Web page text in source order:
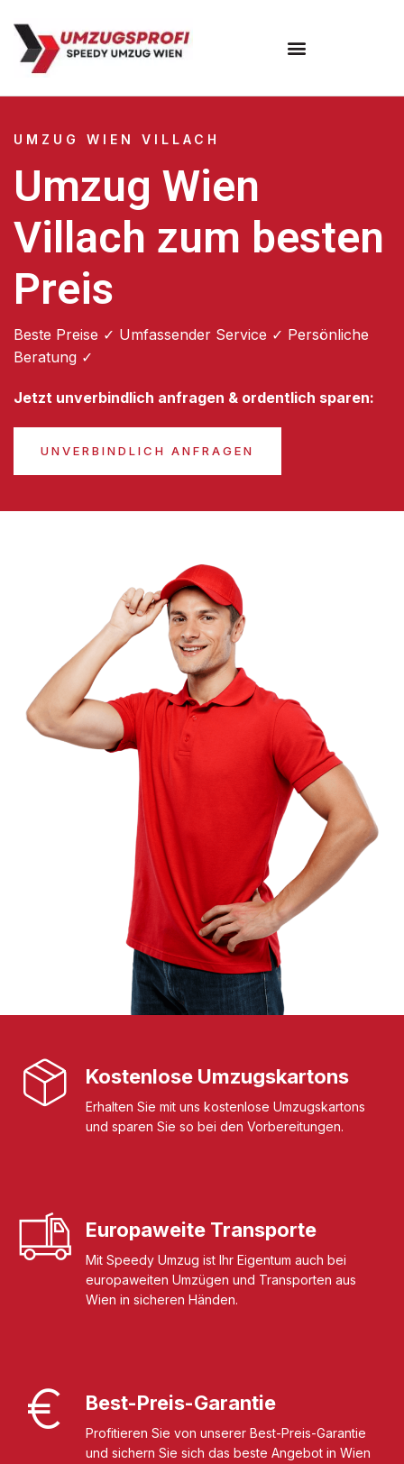
UMZUG WIEN VILLACH
Umzug Wien
Villach zum besten
Preis
Beste Preise ✓ Umfassender Service ✓ Persönliche
Beratung ✓
Jetzt unverbindlich anfragen & ordentlich sparen:
UNVERBINDLICH ANFRAGEN
Kostenlose Umzugskartons
Erhalten Sie mit uns kostenlose Umzugskartons
und sparen Sie so bei den Vorbereitungen.
Europaweite Transporte
Mit Speedy Umzug ist Ihr Eigentum auch bei
europaweiten Umzügen und Transporten aus
Wien in sicheren Händen.
Best-Preis-Garantie
Profitieren Sie von unserer Best-Preis-Garantie
und sichern Sie sich das beste Angebot in Wien